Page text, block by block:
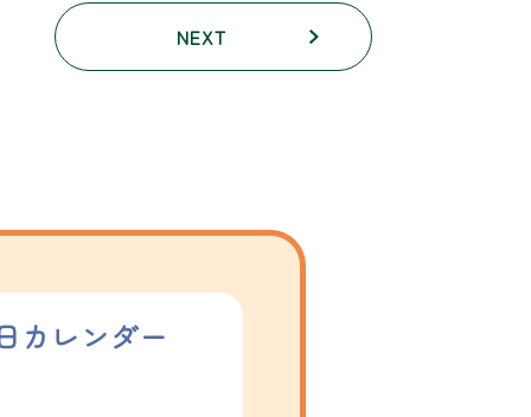
NEXT
カレンダー